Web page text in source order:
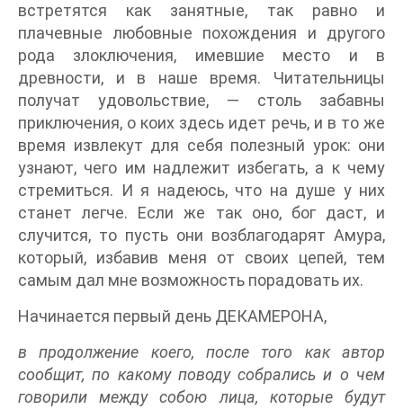
встретятся как занятные, так равно и
плачевные любовные похождения и другого
рода злоключения, имевшие место и в
древности, и в наше время. Читательницы
получат удовольствие, — столь забавны
приключения, о коих здесь идет речь, и в то же
время извлекут для себя полезный урок: они
узнают, чего им надлежит избегать, а к чему
стремиться. И я надеюсь, что на душе у них
станет легче. Если же так оно, бог даст, и
случится, то пусть они возблагодарят Амура,
который, избавив меня от своих цепей, тем
самым дал мне возможность порадовать их.
Начинается первый день ДЕКАМЕРОНА,
в продолжение коего, после того как автор
сообщит, по какому поводу собрались и о чем
говорили между собою лица, которые будут